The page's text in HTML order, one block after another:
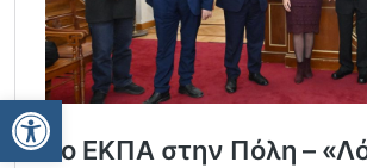
Ανοίξτε τη γραμμή εργαλείων